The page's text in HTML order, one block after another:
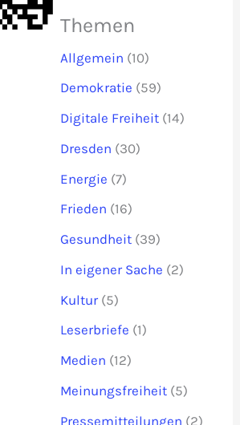
Themen
Allgemein (10)
Demokratie (59)
Digitale Freiheit (14)
Dresden (30)
Energie (7)
Frieden (16)
Gesundheit (39)
In eigener Sache (2)
Kultur (5)
Leserbriefe (1)
Medien (12)
Meinungsfreiheit (5)
Pressemitteilungen (2)